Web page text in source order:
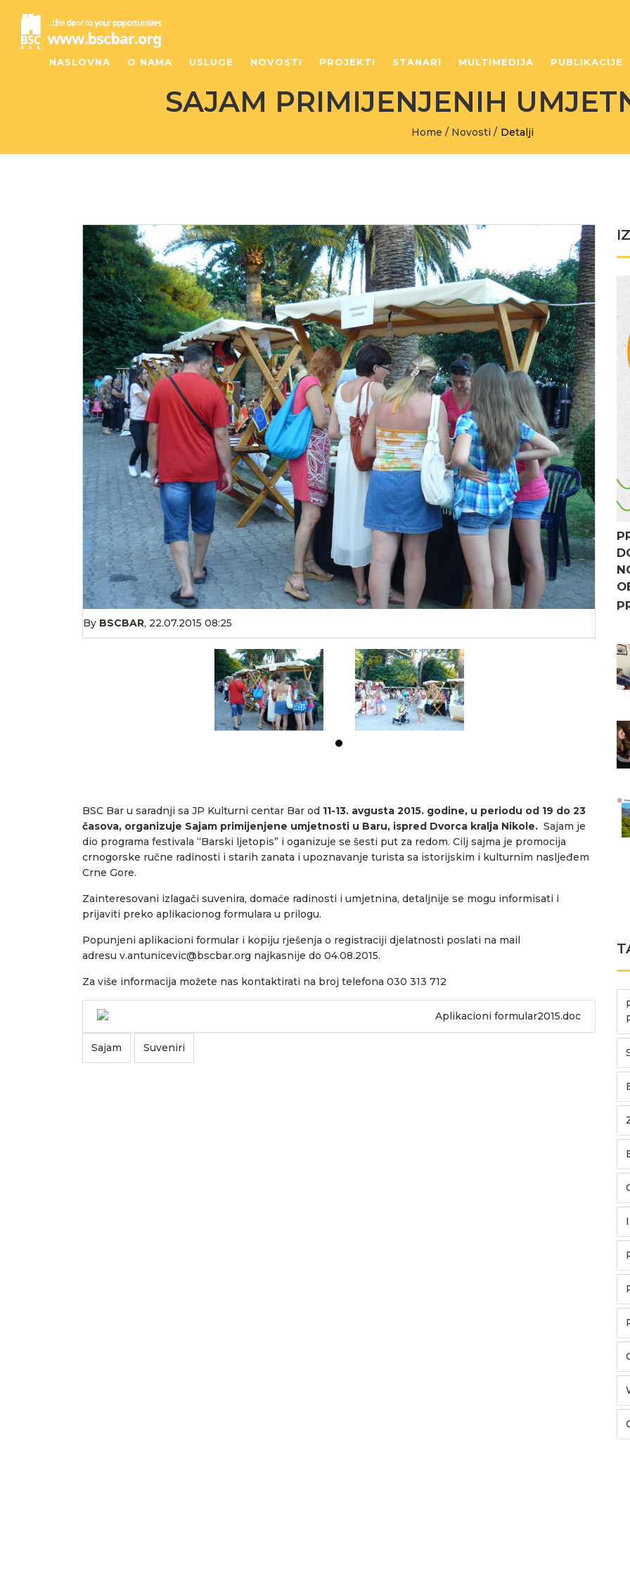
NASLOVNA O NAMA USLUGE NOVOSTI PROJEKTI STANARI MULTIMEDIJA PUBLIKACIJE
SAJAM PRIMIJENJENIH
Home / Novosti / Detalji
By BSCBAR, 22.07.2015 08:25
BSC Bar u saradnji sa JP Kulturni centar Bar od 11-13. avgusta 2015. godine, u periodu od 19 do 23
časova, organizuje Sajam primijenjene umjetnosti u Baru, ispred Dvorca kralja Nikole. Sajam je
dio programa festivala “Barski ljetopis” i oganizuje se šesti put za redom. Cilj sajma je promocija
crnogorske ručne radinosti i starih zanata i upoznavanje turista sa istorijskim i kulturnim nasljeđem
Crne Gore.
Zainteresovani izlagači suvenira, domaće radinosti i umjetnina, detaljnije se mogu informisati i
prijaviti preko aplikacionog formulara u prilogu.
Popunjeni aplikacioni formular i kopiju rješenja o registraciji djelatnosti poslati na mail
adresu v.antunicevic@bscbar.org najkasnije do 04.08.2015.
Za više informacija možete nas kontaktirati na broj telefona 030 313 712
Aplikacioni formular2015.doc
Sajam Suveniri